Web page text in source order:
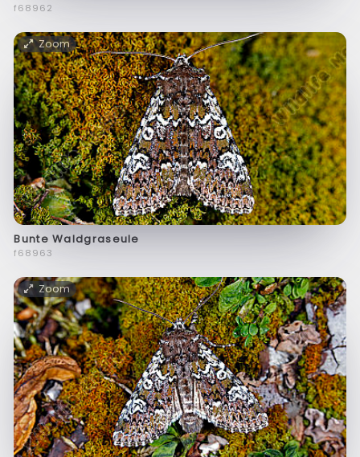
f68962
Zoom
Bunte Waldgraseule
f68963
Zoom